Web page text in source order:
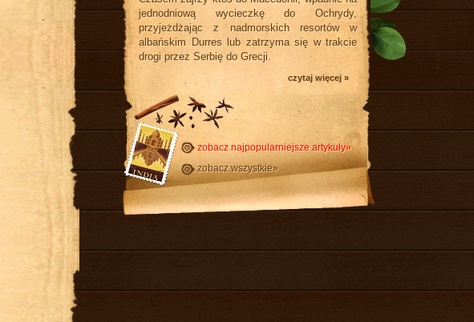
jednodniową wycieczkę do Ochrydy,
przyjeżdżając z nadmorskich resortów w
albańskim Durres lub zatrzyma się w trakcie
drogi przez Serbię do Grecji.
czytaj więcej »
zobacz najpopularniejsze artykuły»
zobacz wszystkie»